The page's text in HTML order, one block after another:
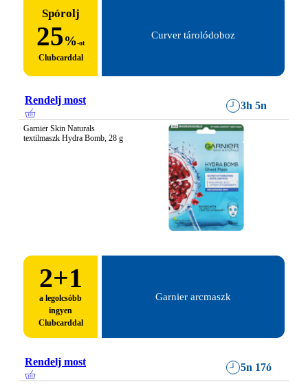
Spórolj
25%-ot
Clubcarddal
Curver tárolódoboz
Rendelj most 3h 5n
Garnier Skin Naturals
textilmaszk Hydra Bomb, 28 g
2+1
a legolcsóbb
ingyen
Clubcarddal
Garnier arcmaszk
Rendelj most 5n 17ó